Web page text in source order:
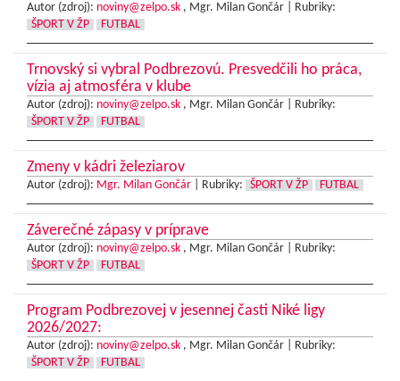
Autor (zdroj): noviny@zelpo.sk , Mgr. Milan Gončár |
Rubriky:
ŠPORT V ŽP
FUTBAL
Trnovský si vybral Podbrezovú. Presvedčili ho práca,
vízia aj atmosféra v klube
Autor (zdroj): noviny@zelpo.sk , Mgr. Milan Gončár |
Rubriky:
ŠPORT V ŽP
FUTBAL
Zmeny v kádri železiarov
Autor (zdroj): Mgr. Milan Gončár Rubriky: ŠPORT V ŽP FUTBAL
Záverečné zápasy v príprave
Autor (zdroj): noviny@zelpo.sk , Mgr. Milan Gončár |
Rubriky:
ŠPORT V ŽP
FUTBAL
Program Podbrezovej v jesennej časti Niké ligy
2026/2027:
Autor (zdroj): noviny@zelpo.sk , Mgr. Milan Gončár |
Rubriky:
ŠPORT V ŽP
FUTBAL